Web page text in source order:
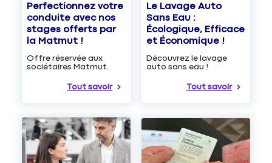
Perfectionnez votre
conduite avec nos
stages offerts par
la Matmut !
Offre réservée aux
sociétaires Matmut.
Tout savoir
Le Lavage Auto
Sans Eau :
Écologique, Efficace
et Économique !
Découvrez le lavage
auto sans eau !
Tout savoir